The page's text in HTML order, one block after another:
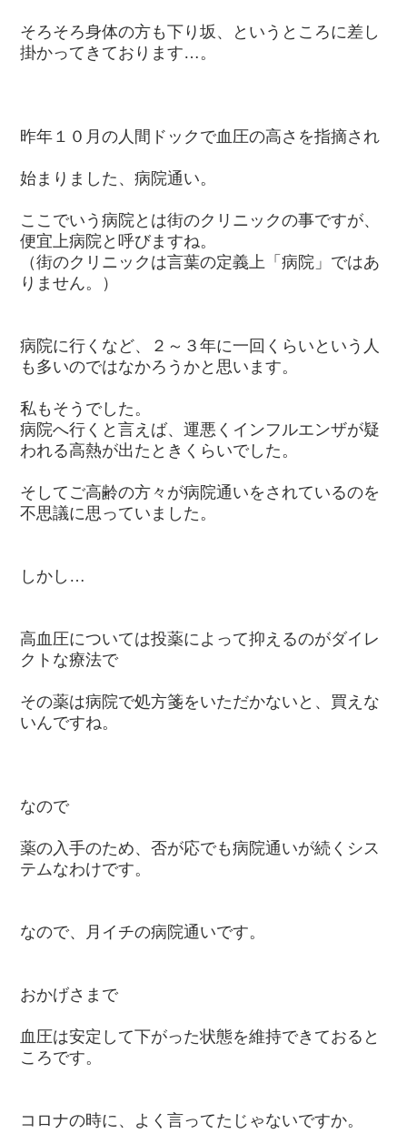
そろそろ身体の方も下り坂、というところに差し
掛かってきております…。
昨年１０月の人間ドックで血圧の高さを指摘され
始まりました、病院通い。
ここでいう病院とは街のクリニックの事ですが、
便宜上病院と呼びますね。
（街のクリニックは言葉の定義上「病院」ではあ
りません。）
病院に行くなど、２～３年に一回くらいという人
も多いのではなかろうかと思います。
私もそうでした。
病院へ行くと言えば、運悪くインフルエンザが疑
われる高熱が出たときくらいでした。
そしてご高齢の方々が病院通いをされているのを
不思議に思っていました。
しかし…
高血圧については投薬によって抑えるのがダイレ
クトな療法で
その薬は病院で処方箋をいただかないと、買えな
いんですね。
なので
薬の入手のため、否が応でも病院通いが続くシス
テムなわけです。
なので、月イチの病院通いです。
おかげさまで
血圧は安定して下がった状態を維持できておると
ころです。
コロナの時に、よく言ってたじゃないですか。